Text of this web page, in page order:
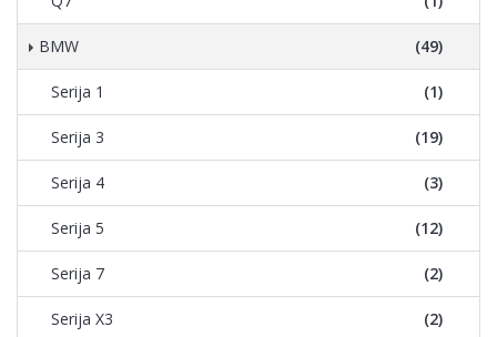
BMW (49)
Serija 1 (1)
Serija 3 (19)
Serija 4 (3)
Serija 5 (12)
Serija 7 (2)
Serija X3 (2)